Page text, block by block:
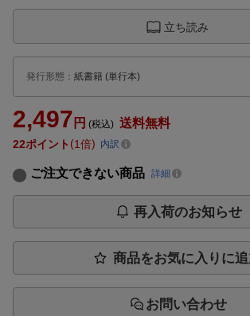
立ち読み
発行形態 ： 紙書籍 (単行本)
2,497 円 (税込) 送料無料
22ポイント 1倍 内訳
ご注文できない商品 詳細
再入荷のお知らせ
商品をお気に入りに
お問い合わせ